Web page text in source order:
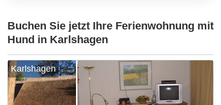
Buchen Sie jetzt Ihre Ferienwohnung mit
Hund in Karlshagen
Karlshagen